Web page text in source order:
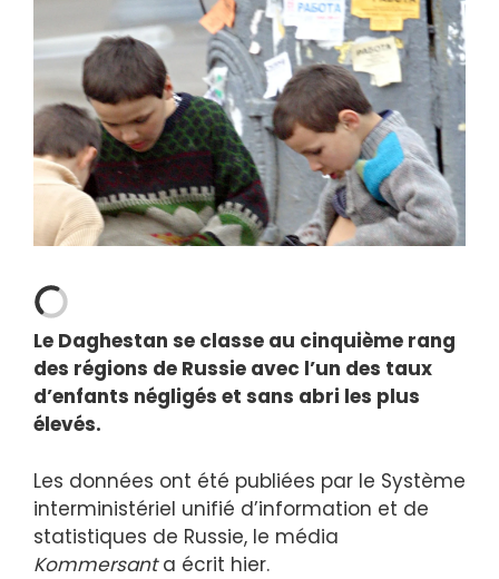
Le Daghestan se classe au cinquième rang
des régions de Russie avec l’un des taux
d’enfants négligés et sans abri les plus
élevés.
Les données ont été publiées par le Système
interministériel unifié d’information et de
statistiques de Russie, le média
Kommersanta écrit hier.